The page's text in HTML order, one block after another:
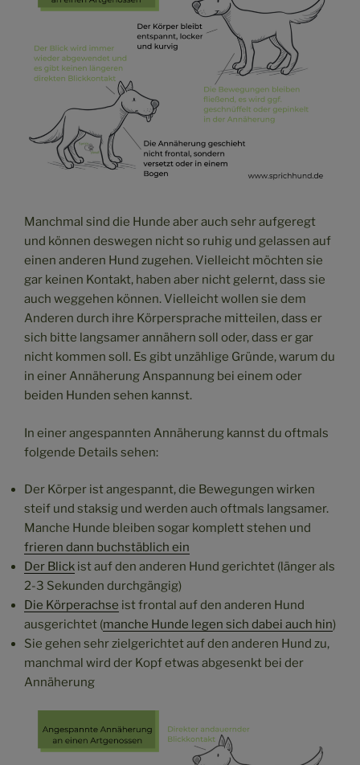
Manchmal sind die Hunde aber auch sehr aufgeregt
und können deswegen nicht so ruhig und gelassen auf
einen anderen Hund zugehen. Vielleicht möchten sie
gar keinen Kontakt, haben aber nicht gelernt, dass sie
auch weggehen können. Vielleicht wollen sie dem
Anderen durch ihre Körpersprache mitteilen, dass er
sich bitte langsamer annähern soll oder, dass er gar
nicht kommen soll. Es gibt unzählige Gründe, warum du
in einer Annäherung Anspannung bei einem oder
beiden Hunden sehen kannst.
In einer angespannten Annäherung kannst du oftmals
folgende Details sehen:
Der Körper ist angespannt, die Bewegungen wirken
steif und staksig und werden auch oftmals langsamer.
Manche Hunde bleiben sogar komplett stehen und
frieren dann buchstäblich ein
Der Blick ist auf den anderen Hund gerichtet (länger als
2-3 Sekunden durchgängig)
Die Körperachse ist frontal auf den anderen Hund
ausgerichtet (manche Hunde legen sich dabei auch hin)
Sie gehen sehr zielgerichtet auf den anderen Hund zu,
manchmal wird der Kopf etwas abgesenkt bei der
Annäherung